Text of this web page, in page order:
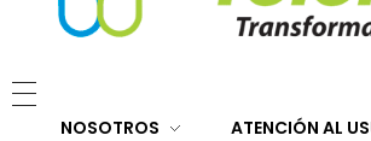
NOSOTROS
ATENCIÓN AL